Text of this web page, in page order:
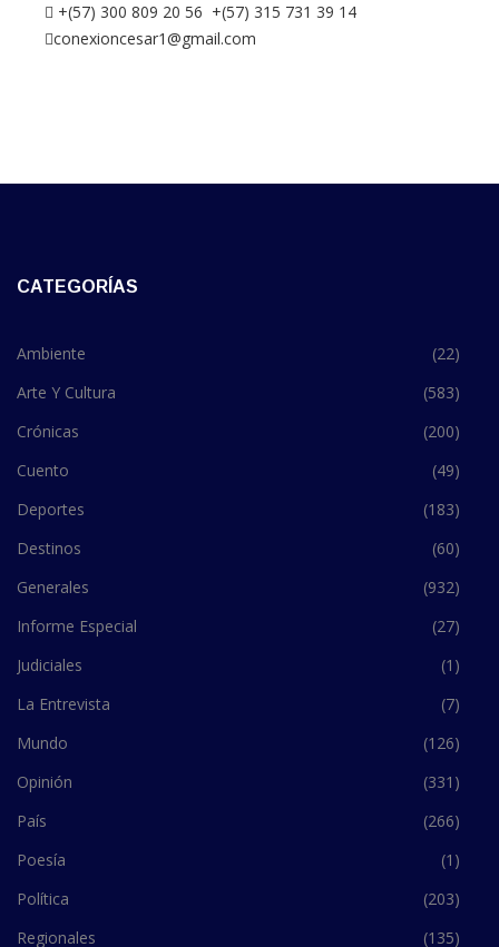
+(57) 300 809 20 56 +(57) 315 731 39 14
conexioncesar1@gmail.com
CATEGORÍAS
Ambiente
(22)
Arte Y Cultura
(583)
Crónicas
(200)
Cuento
(49)
Deportes
(183)
Destinos
(60)
Generales
(932)
Informe Especial
(27)
Judiciales
(1)
La Entrevista
(7)
Mundo
(126)
Opinión
(331)
País
(266)
Poesía
(1)
Política
(203)
Regionales
(135)